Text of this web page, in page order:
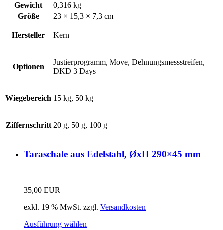
Gewicht
0,316 kg
Größe
23 × 15,3 × 7,3 cm
Hersteller Kern
Optionen
Justierprogramm, Move, Dehnungsmessstreifen,
DKD 3 Days
Wiegebereich 15 kg, 50 kg
Ziffernschritt 20 g, 50 g, 100 g
Taraschale aus Edelstahl, ØxH 290×45 mm
35,00 EUR
exkl. 19 % MwSt. zzgl. Versandkosten
Ausführung wählen